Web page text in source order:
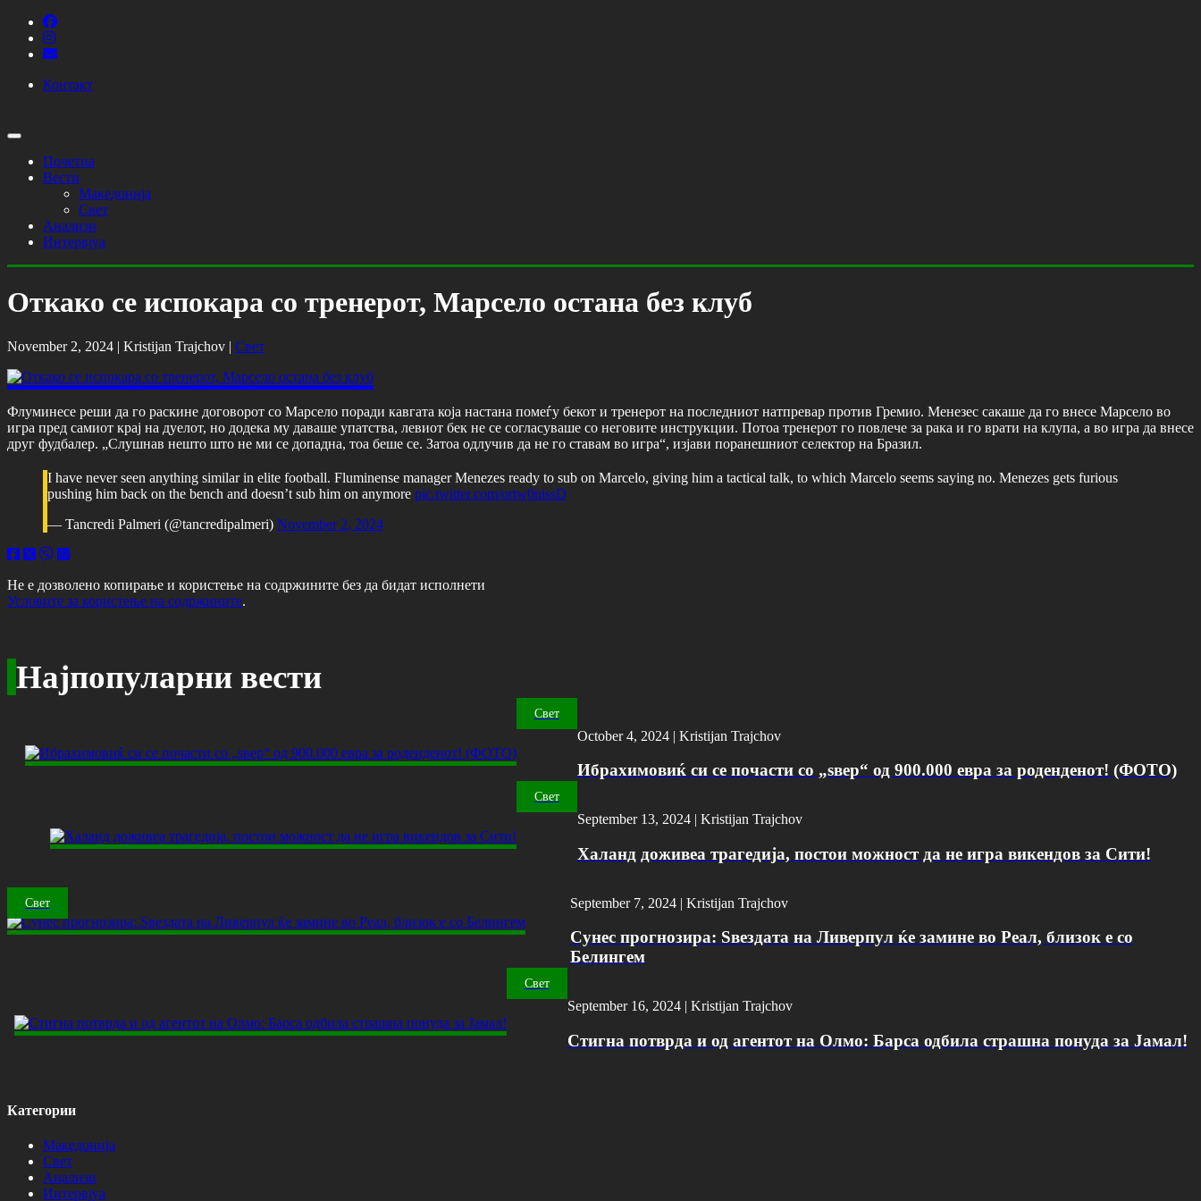
Контакт
Почетна
Вести
Македонија
Свет
Анализи
Интервјуа
Откако се испокара со тренерот, Марсело остана без клуб
November 2, 2024 | Kristijan Trajchov | Свет
Флуминесе реши да го раскине договорот со Марсело поради кавгата која настана помеѓу бекот и тренерот на последниот натпревар против Гремио. Менезес сакаше да го внесе Марсело во
игра пред самиот крај на дуелот, но додека му даваше упатства, левиот бек не се согласуваше со неговите инструкции. Потоа тренерот го повлече за рака и го врати на клупа, а во игра да внесе
друг фудбалер. „Слушнав нешто што не ми се допадна, тоа беше се. Затоа одлучив да не го ставам во игра“, изјави поранешниот селектор на Бразил.
I have never seen anything similar in elite football. Fluminense manager Menezes ready to sub on Marcelo, giving him a tactical talk, to which Marcelo seems saying no. Menezes gets furious
pushing him back on the bench and doesn’t sub him on anymore pic.twitter.com/ortw0nissD
— Tancredi Palmeri (@tancredipalmeri) November 2, 2024
Не е дозволено копирање и користење на содржините без да бидат исполнети
Условите за користење на содржините.
Најпопуларни вести
Свет
October 4, 2024 | Kristijan Trajchov
Ибрахимовиќ си се почасти со „ѕвер“ од 900.000 евра за роденденот! (ФОТО)
Свет
September 13, 2024 | Kristijan Trajchov
Халанд доживеа трагедија, постои можност да не игра викендов за Сити!
Свет September 7, 2024 | Kristijan Trajchov
Сунес прогнозира: Ѕвездата на Ливерпул ќе замине во Реал, близок е со
Белингем
Свет
September 16, 2024 | Kristijan Trajchov
Стигна потврда и од агентот на Олмо: Барса одбила страшна понуда за Јамал!
Категории
Македонија
Свет
Анализи
Интервјуа